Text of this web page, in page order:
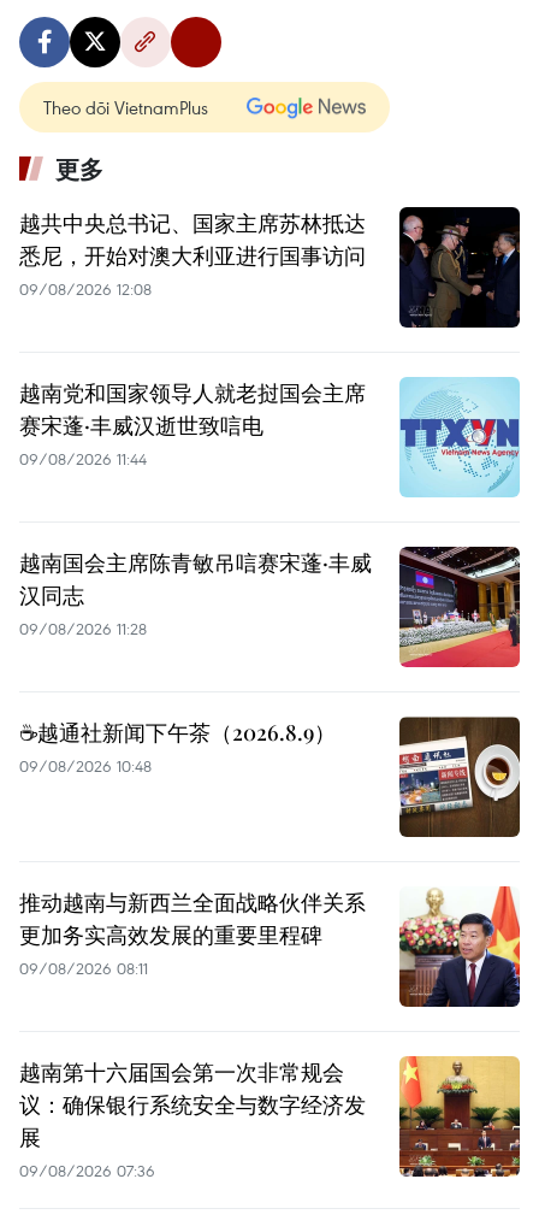
Theo dõi VietnamPlus
更多
越共中央总书记、国家主席苏林抵达
悉尼，开始对澳大利亚进行国事访问
09/08/2026 12:08
越南党和国家领导人就老挝国会主席
赛宋蓬·丰威汉逝世致唁电
09/08/2026 11:44
越南国会主席陈青敏吊唁赛宋蓬·丰威
汉同志
09/08/2026 11:28
☕️越通社新闻下午茶（2026.8.9）
09/08/2026 10:48
推动越南与新西兰全面战略伙伴关系
更加务实高效发展的重要里程碑
09/08/2026 08:11
越南第十六届国会第一次非常规会
议：确保银行系统安全与数字经济发
展
09/08/2026 07:36